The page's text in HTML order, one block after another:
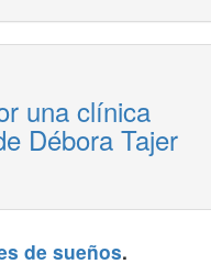
una clínica
Débora Tajer
de sueños.